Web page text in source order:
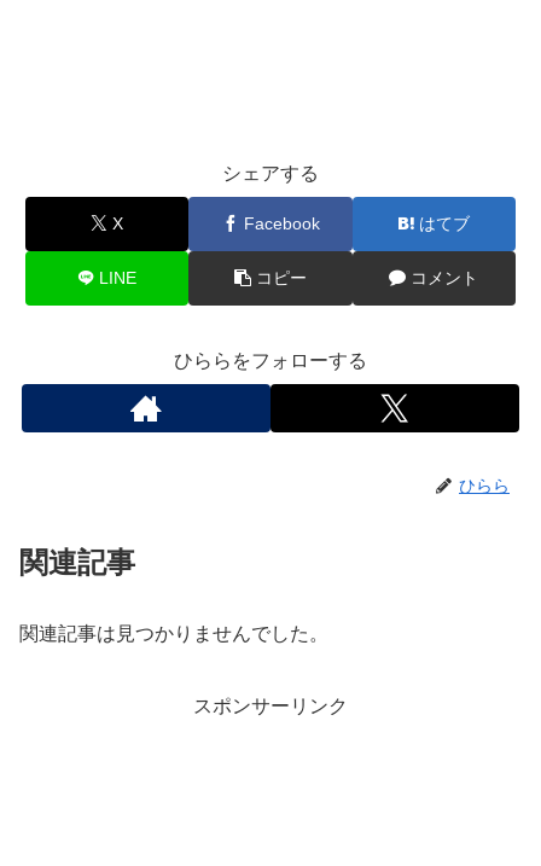
シェアする
X Facebook はてブ
LINE コピー コメント
ひららをフォローする
ひらら
関連記事
関連記事は見つかりませんでした。
スポンサーリンク